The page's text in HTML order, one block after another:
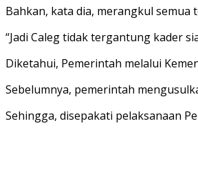
Bahkan, kata dia, merangkul
“Jadi Caleg tidak tergantung kader
Diketahui, Pemerintah melalui
Sebelumnya, pemerintah
Sehingga, disepakati pelaksanaan